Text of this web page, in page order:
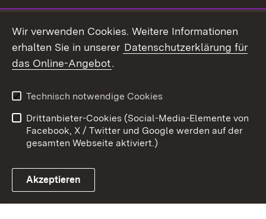
Link zum Landesportal
Kontakt
Barrierefreiheit
Impressum
Cookies
Wir verwenden Cookies. Weitere Informationen
erhalten Sie in unserer Datenschutzerklärung für
das Online-Angebot.
Technisch notwendige Cookies
Drittanbieter-Cookies (Social-Media-Elemente von
Facebook, X / Twitter und Google werden auf der
gesamten Webseite aktiviert.)
Akzeptieren